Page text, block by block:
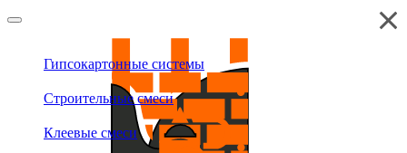
Гипсокартонные системы
Строительные смеси
Клеевые смеси